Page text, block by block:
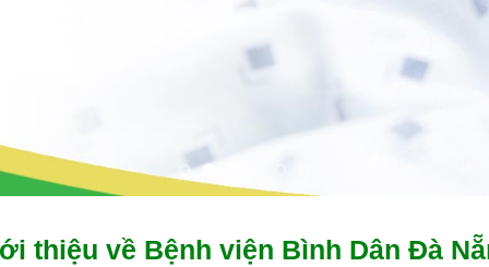
thiệu về Bệnh viện Bình Dân Đà